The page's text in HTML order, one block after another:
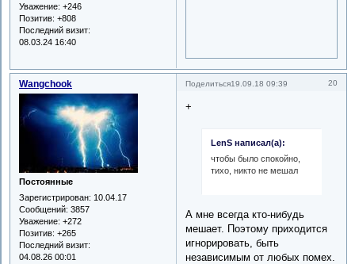
Уважение: +246
Позитив: +808
Последний визит:
08.03.24 16:40
Поделиться 20
19.09.18 09:39
Wangchook
Постоянные
Зарегистрирован: 10.04.17
Сообщений: 3857
Уважение: +272
Позитив: +265
Последний визит:
04.08.26 00:01
+
LenS написал(а):
чтобы было спокойно,
тихо, никто не мешал
А мне всегда кто-нибудь
мешает. Поэтому приходится
игнорировать, быть
независимым от любых помех.